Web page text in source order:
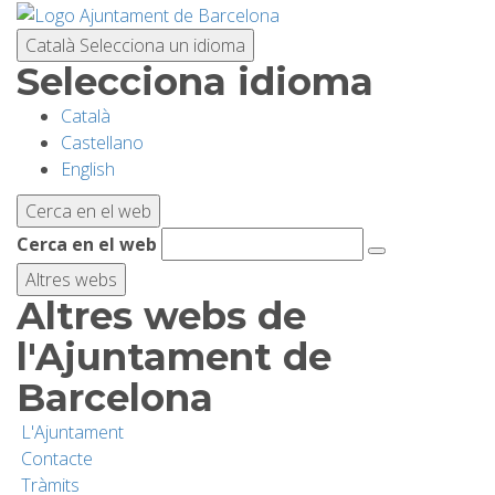
Català Selecciona un idioma
Selecciona idioma
Català
Castellano
English
Cerca en el web
Cerca en el web
Altres webs
Altres webs de
l'Ajuntament de
Barcelona
L'Ajuntament
Contacte
Tràmits
Vés
contingut
PLANIFICA LA VISITA
BIODIVERSITAT
ACTIVITATS
ESCOLES
RECERCA I CONSERVACIÓ
SOSTENIBILITAT